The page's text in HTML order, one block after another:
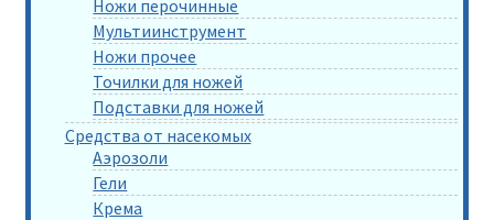
Ножи перочинные
Мультиинструмент
Ножи прочее
Точилки для ножей
Подставки для ножей
Средства от насекомых
Аэрозоли
Гели
Крема